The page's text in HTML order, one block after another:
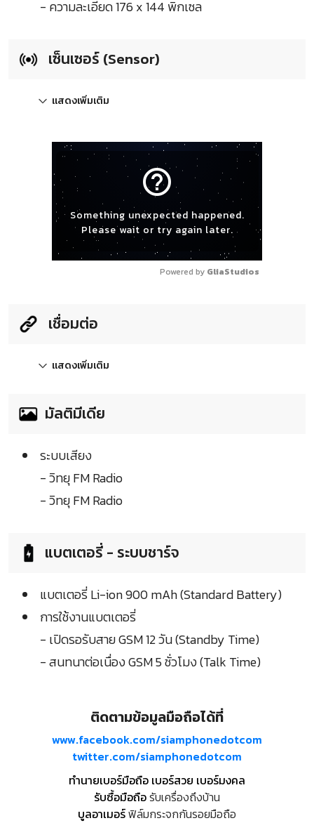
- ความละเอียด 176 x 144 พิกเซล
เซ็นเซอร์ (Sensor)
แสดงเพิ่มเติม
help_outline
Something unexpected happened.
Please wait or try again later.
Powered by GliaStudios
เชื่อมต่อ
แสดงเพิ่มเติม
มัลติมีเดีย
ระบบเสียง
- วิทยุ FM Radio
- วิทยุ FM Radio
แบตเตอรี่ - ระบบชาร์จ
แบตเตอรี่ Li-ion 900 mAh (Standard Battery)
การใช้งานแบตเตอรี่
- เปิดรอรับสาย GSM 12 วัน (Standby Time)
- สนทนาต่อเนื่อง GSM 5 ชั่วโมง (Talk Time)
ติดตามข้อมูลมือถือได้ที่
www.facebook.com/siamphonedotcom
twitter.com/siamphonedotcom
ทำนายเบอร์มือถือ เบอร์สวย เบอร์มงคล
รับซื้อมือถือรับเครื่องถึงบ้าน
บูลอาเมอร์ฟิล์มกระจกกันรอยมือถือ